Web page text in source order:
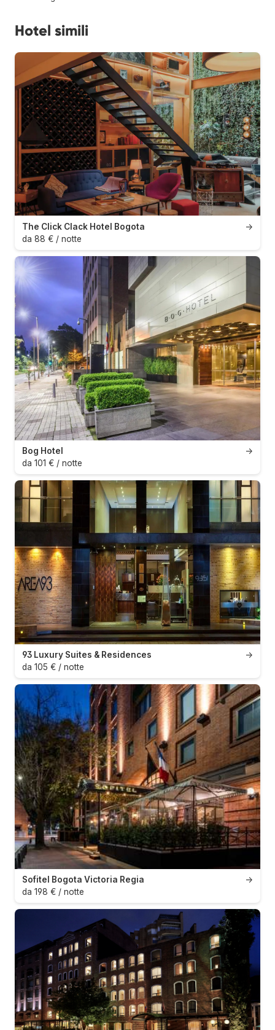
Hotel simili
→
The Click Clack Hotel Bogota
da 88 € / notte
→
Bog Hotel
da 101 € / notte
→
93 Luxury Suites & Residences
da 105 € / notte
→
Sofitel Bogota Victoria Regia
da 198 € / notte